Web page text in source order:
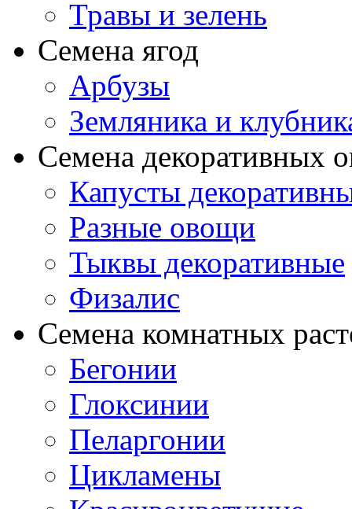
Травы и зелень
Семена ягод
Арбузы
Земляника и
Семена декоративных
Капусты
Разные овощи
Тыквы декоративные
Физалис
Семена комнатных
Бегонии
Глоксинии
Пеларгонии
Цикламены